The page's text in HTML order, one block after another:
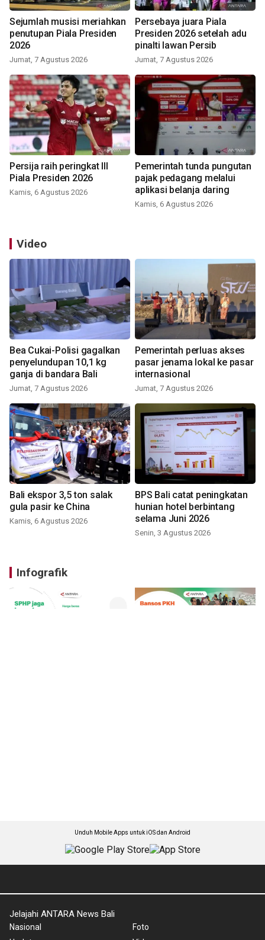
Sejumlah musisi meriahkan
penutupan Piala Presiden
2026
Jumat, 7 Agustus 2026
Persebaya juara Piala
Presiden 2026 setelah adu
pinalti lawan Persib
Jumat, 7 Agustus 2026
Persija raih peringkat III
Piala Presiden 2026
Kamis, 6 Agustus 2026
Pemerintah tunda pungutan
pajak pedagang melalui
aplikasi belanja daring
Kamis, 6 Agustus 2026
Video
Bea Cukai-Polisi gagalkan
penyelundupan 10,1 kg
ganja di bandara Bali
Jumat, 7 Agustus 2026
Pemerintah perluas akses
pasar jenama lokal ke pasar
internasional
Jumat, 7 Agustus 2026
Bali ekspor 3,5 ton salak
gula pasir ke China
Kamis, 6 Agustus 2026
BPS Bali catat peningkatan
hunian hotel berbintang
selama Juni 2026
Senin, 3 Agustus 2026
Infografik
Unduh Mobile Apps untuk iOS dan Android
Jelajahi ANTARA News Bali
Nasional
Foto